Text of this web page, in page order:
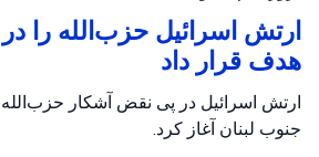
ارتش اسرائیل حزب‌الله را
هدف قرار داد
ارتش اسرائیل در پی نقض آشکار
جنوب لبنان آغاز کرد.